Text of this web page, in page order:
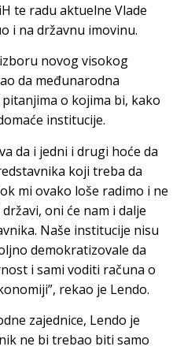
te radu aktuelne Vlade
i na državnu imovinu.
novog visokog
da međunarodna
o kojima bi, kako
institucije.
da i jedni i drugi hoće da
koji treba da
mi ovako loše radimo i ne
oni će nam i dalje
Naše institucije nisu
demokratizovale da
i sami voditi računa o
rekao je Lendo.
zajednice, Lendo je
ne bi trebao biti samo